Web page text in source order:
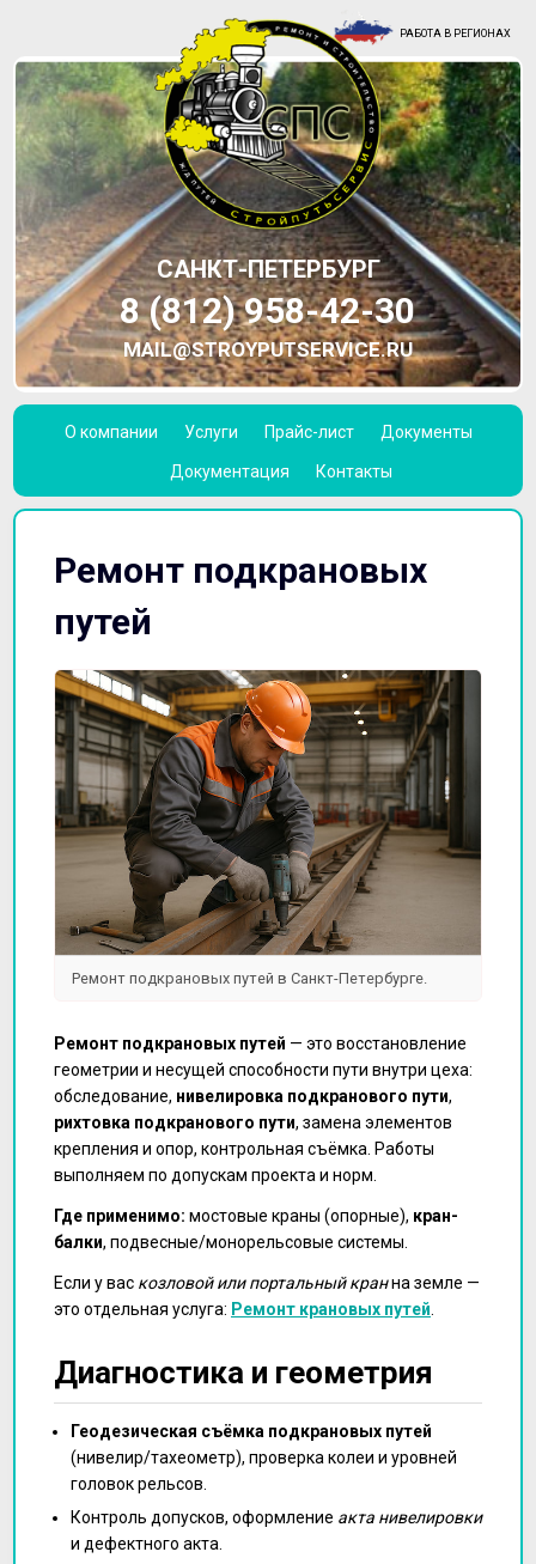
РАБОТА В РЕГИОНАХ
САНКТ-ПЕТЕРБУРГ
8 (812) 958-42-30
MAIL@STROYPUTSERVICE.RU
О компании Услуги Прайс-лист Документы
Документация Контакты
Ремонт подкрановых
путей
Ремонт подкрановых путей в Санкт-Петербурге.
Ремонт подкрановых путей — это восстановление
геометрии и несущей способности пути внутри цеха:
обследование, нивелировка подкранового пути,
рихтовка подкранового пути, замена элементов
крепления и опор, контрольная съёмка. Работы
выполняем по допускам проекта и норм.
Где применимо: мостовые краны (опорные), кран-
балки, подвесные/монорельсовые системы.
Если у вас козловой или портальный кранна земле —
это отдельная услуга: Ремонт крановых путей
Диагностика и геометрия
Геодезическая съёмка подкрановых путей
(нивелир/тахеометр), проверка колеи и уровней
головок рельсов.
Контроль допусков, оформление акта нивелировки
и дефектного акта.